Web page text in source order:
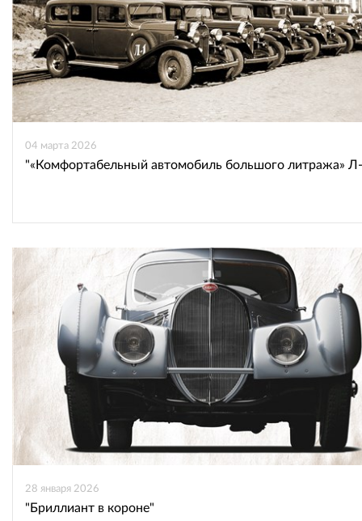
04 марта 2026
"«Комфортабельный автомобиль большого литража»
28 января 2026
"Бриллиант в короне"